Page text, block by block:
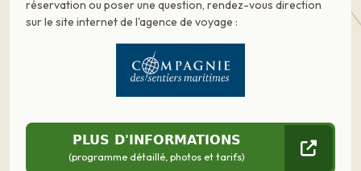
réservation ou poser une question, rendez-vous direction
sur le site internet de l'agence de voyage :
PLUS D'INFORMATIONS
(programme détaillé, photos et tarifs)